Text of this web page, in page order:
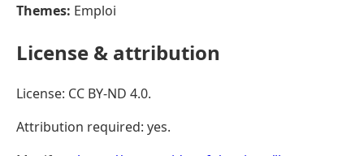
Themes: Emploi
License & attribution
License: CC BY-ND 4.0.
Attribution required: yes.